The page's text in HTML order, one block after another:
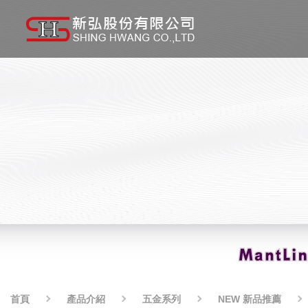
首頁 產品介紹 五金系列 NEW 新品推薦